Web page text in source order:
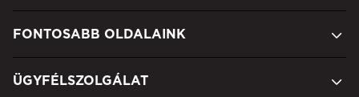
FONTOSABB OLDALAINK
ÜGYFÉLSZOLGÁLAT